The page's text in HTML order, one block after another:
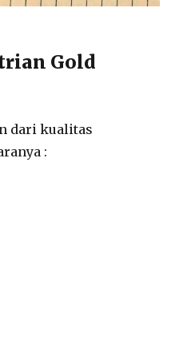
Gold
dari kualitas
: